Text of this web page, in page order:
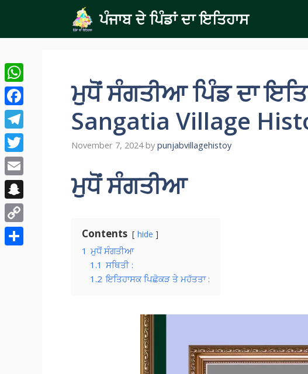
content
ਪੰਜਾਬ ਦੇ ਪਿੰਡਾਂ ਦਾ ਇਤਿਹਾਸ
ਮੁਧੋਂ ਸੰਗਤੀਆ ਪਿੰਡ ਦਾ
Sangatia Village
November 7, 2024 by punjabvillagehistoy
ਮੁਧੋਂ ਸੰਗਤੀਆ
Contents hide
1 ਮੁਧੋਂ ਸੰਗਤੀਆ
1.1 ਸਥਿਤੀ :
1.2 ਇਤਿਹਾਸਕ ਪਿਛੋਕੜ ਤੇ ਮਹੱਤਤਾ :
WhatsApp
Facebook
Telegram
Twitter
Email
Snapchat
Copy
Link